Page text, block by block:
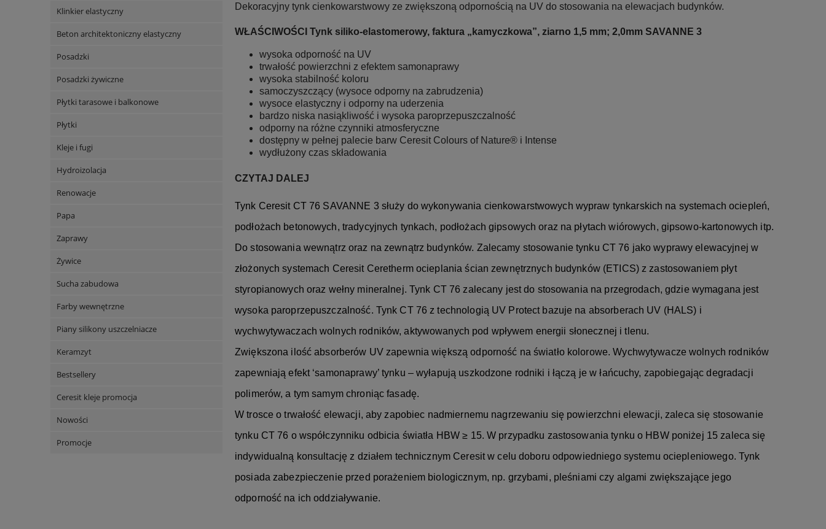
Klinkier elastyczny
Beton architektoniczny elastyczny
Posadzki
Posadzki żywiczne
Płytki tarasowe i balkonowe
Płytki
Kleje i fugi
Hydroizolacja
Renowacje
Papa
Zaprawy
Żywice
Sucha zabudowa
Farby wewnętrzne
Piany silikony uszczelniacze
Keramzyt
Bestsellery
Ceresit kleje promocja
Nowości
Promocje
Dekoracyjny tynk cienkowarstwowy ze zwiększoną odpornością na UV do stosowania na elewacjach budynków.
WŁAŚCIWOŚCI Tynk siliko-elastomerowy, faktura „kamyczkowa”, ziarno 1,5 mm; 2,0mm SAVANNE 3
wysoka odporność na UV
trwałość powierzchni z efektem samonaprawy
wysoka stabilność koloru
samoczyszczący (wysoce odporny na zabrudzenia)
wysoce elastyczny i odporny na uderzenia
bardzo niska nasiąkliwość i wysoka paroprzepuszczalność
odporny na różne czynniki atmosferyczne
dostępny w pełnej palecie barw Ceresit Colours of Nature® i Intense
wydłużony czas składowania
CZYTAJ DALEJ
Tynk Ceresit CT 76 SAVANNE 3 służy do wykonywania cienkowarstwowych wypraw tynkarskich na systemach ociepleń,
podłożach betonowych, tradycyjnych tynkach, podłożach gipsowych oraz na płytach wiórowych, gipsowo-kartonowych itp.
Do stosowania wewnątrz oraz na zewnątrz budynków. Zalecamy stosowanie tynku CT 76 jako wyprawy elewacyjnej w
złożonych systemach Ceresit Ceretherm ocieplania ścian zewnętrznych budynków (ETICS) z zastosowaniem płyt
styropianowych oraz wełny mineralnej. Tynk CT 76 zalecany jest do stosowania na przegrodach, gdzie wymagana jest
wysoka paroprzepuszczalność. Tynk CT 76 z technologią UV Protect bazuje na absorberach UV (HALS) i
wychwytywaczach wolnych rodników, aktywowanych pod wpływem energii słonecznej i tlenu.
Zwiększona ilość absorberów UV zapewnia większą odporność na światło kolorowe. Wychwytywacze wolnych rodników
zapewniają efekt ‘samonaprawy’ tynku – wyłapują uszkodzone rodniki i łączą je w łańcuchy, zapobiegając degradacji
polimerów, a tym samym chroniąc fasadę.
W trosce o trwałość elewacji, aby zapobiec nadmiernemu nagrzewaniu się powierzchni elewacji, zaleca się stosowanie
tynku CT 76 o współczynniku odbicia światła HBW ≥ 15. W przypadku zastosowania tynku o HBW poniżej 15 zaleca się
indywidualną konsultację z działem technicznym Ceresit w celu doboru odpowiedniego systemu ociepleniowego. Tynk
posiada zabezpieczenie przed porażeniem biologicznym, np. grzybami, pleśniami czy algami zwiększające jego
odporność na ich oddziaływanie.